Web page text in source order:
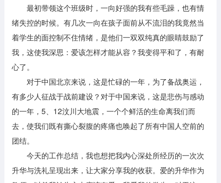
最初带领这个班级时，一向好强的我有些毛躁，也有情
绪失控的时候。有几次一向在孩子面前从不流泪的我竟然当
着学生的面控制不住情绪，是他们一双双纯真的眼睛鼓励了
我，这使我深思：爱该怎样才能从容？我变得平和了，有耐
心了。
对于中国北京来说，这是忙碌的一年，为了备战奥运，
有多少人征战于战前建设？对于中国来说，这是悲伤与感动
的一年，5、12汶川大地震，一个个鲜活的生命离我们而
去，使我们既有撕心裂腹的疼痛也唤起了所有中国人空前的
团结。
今天的工作总结，我也想把我内心深处所经历的一次次
升华与洗礼呈现出来，让大家分享我的收获。爱的升华作为